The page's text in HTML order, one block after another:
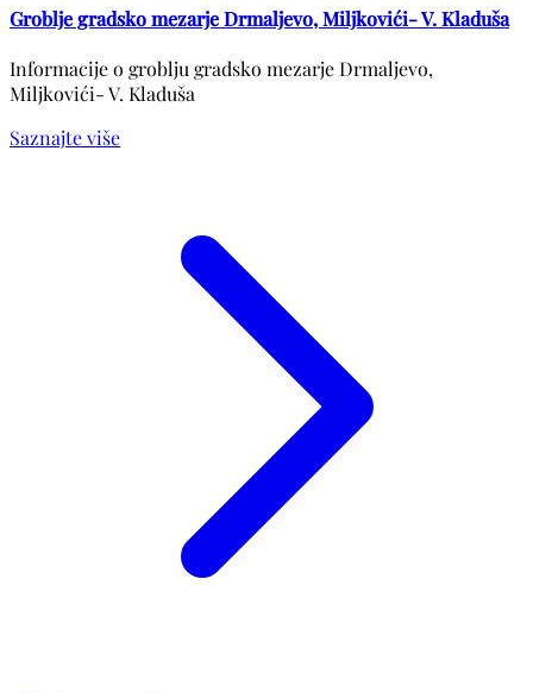
Groblje gradsko mezarje Drmaljevo, Miljkovići- V. Kladuša
Informacije o groblju gradsko mezarje Drmaljevo,
Miljkovići- V. Kladuša
Saznajte više